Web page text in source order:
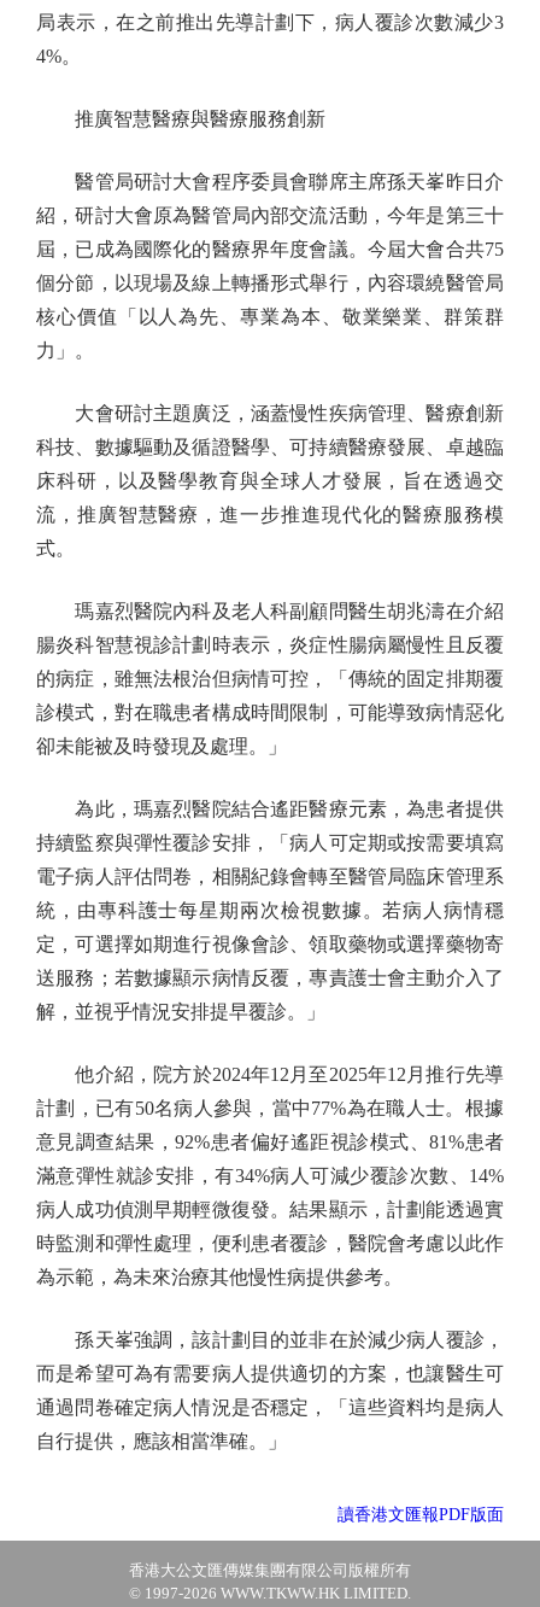
局表示，在之前推出先導計劃下，病人覆診次數減少3
4%。
推廣智慧醫療與醫療服務創新
醫管局研討大會程序委員會聯席主席孫天峯昨日介
紹，研討大會原為醫管局內部交流活動，今年是第三十
屆，已成為國際化的醫療界年度會議。今屆大會合共75
個分節，以現場及線上轉播形式舉行，內容環繞醫管局
核心價值「以人為先、專業為本、敬業樂業、群策群
力」。
大會研討主題廣泛，涵蓋慢性疾病管理、醫療創新
科技、數據驅動及循證醫學、可持續醫療發展、卓越臨
床科研，以及醫學教育與全球人才發展，旨在透過交
流，推廣智慧醫療，進一步推進現代化的醫療服務模
式。
瑪嘉烈醫院內科及老人科副顧問醫生胡兆濤在介紹
腸炎科智慧視診計劃時表示，炎症性腸病屬慢性且反覆
的病症，雖無法根治但病情可控，「傳統的固定排期覆
診模式，對在職患者構成時間限制，可能導致病情惡化
卻未能被及時發現及處理。」
為此，瑪嘉烈醫院結合遙距醫療元素，為患者提供
持續監察與彈性覆診安排，「病人可定期或按需要填寫
電子病人評估問卷，相關紀錄會轉至醫管局臨床管理系
統，由專科護士每星期兩次檢視數據。若病人病情穩
定，可選擇如期進行視像會診、領取藥物或選擇藥物寄
送服務；若數據顯示病情反覆，專責護士會主動介入了
解，並視乎情況安排提早覆診。」
他介紹，院方於2024年12月至2025年12月推行先導
計劃，已有50名病人參與，當中77%為在職人士。根據
意見調查結果，92%患者偏好遙距視診模式、81%患者
滿意彈性就診安排，有34%病人可減少覆診次數、14%
病人成功偵測早期輕微復發。結果顯示，計劃能透過實
時監測和彈性處理，便利患者覆診，醫院會考慮以此作
為示範，為未來治療其他慢性病提供參考。
孫天峯強調，該計劃目的並非在於減少病人覆診，
而是希望可為有需要病人提供適切的方案，也讓醫生可
通過問卷確定病人情況是否穩定，「這些資料均是病人
自行提供，應該相當準確。」
讀香港文匯報PDF版面
香港大公文匯傳媒集團有限公司版權所有
© 1997-2026 WWW.TKWW.HK LIMITED.